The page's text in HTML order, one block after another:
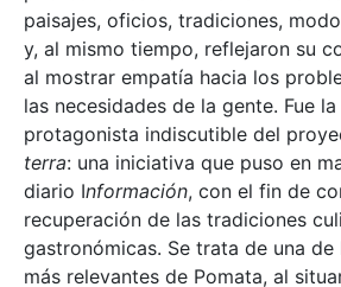
paisajes, oficios, tradiciones,
y, al mismo tiempo, reflejaron su
al mostrar empatía hacia los
las necesidades de la gente. Fue
protagonista indiscutible del
terra: una iniciativa que puso en
diario Información, con el fin de
recuperación de las tradiciones
gastronómicas. Se trata de una
más relevantes de Pomata, al